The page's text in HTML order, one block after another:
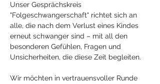
Unser Gesprächskreis
"Folgeschwangerschaft" richtet sich an
alle, die nach dem Verlust eines Kindes
erneut schwanger sind – mit all den
besonderen Gefühlen, Fragen und
Unsicherheiten, die diese Zeit begleiten.
​Wir möchten in vertrauensvoller Runde